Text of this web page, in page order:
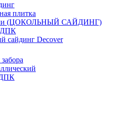
плитка
(ЦОКОЛЬНЫЙ САЙДИНГ)
ДПК
сайдинг Decover
ДПК